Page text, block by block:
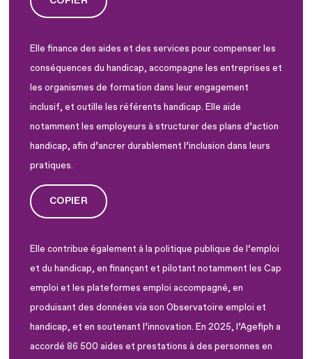
Elle finance des aides et des services pour compenser les
conséquences du handicap, accompagne les entreprises et
les organismes de formation dans leur engagement
inclusif, et outille les référents handicap. Elle aide
notamment les employeurs à structurer des plans d’action
handicap, afin d’ancrer durablement l’inclusion dans leurs
pratiques.
COPIER
Elle contribue également à la politique publique de l’emploi
et du handicap, en finançant et pilotant notamment les Cap
emploi et les plateformes emploi accompagné, en
produisant des données via son Observatoire emploi et
handicap, et en soutenant l’innovation. En 2025, l’Agefiph a
accordé 86 500 aides et prestations à des personnes en